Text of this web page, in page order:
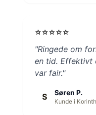
starstarstarstarstar
"Ringede om
en tid. Effektivt
var fair."
S Søren P.
Kunde i Korinth